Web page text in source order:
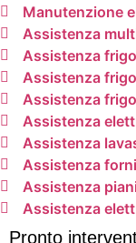
Manutenzione
Assistenza
Assistenza
Assistenza
Assistenza
Assistenza
Assistenza
Assistenza forni
Assistenza
Assistenza
Pronto